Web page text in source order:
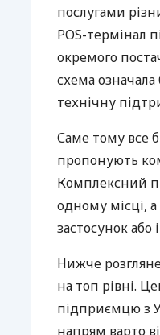
послугами
POS-термінал
окремого
схема означала
технічну
Саме тому все
пропонують
Комплексний
одному місці,
застосунок або
Нижче
на топ рівні.
підприємцю з
напрям варто